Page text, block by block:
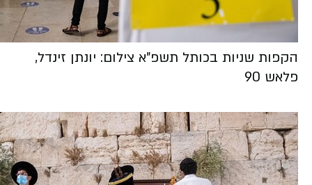
הקפות שניות בכותל תשפ"א צילום: יונתן זינדל,
פלאש 90